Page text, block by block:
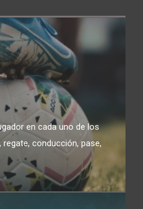
en cada uno de los
conducción, pase,